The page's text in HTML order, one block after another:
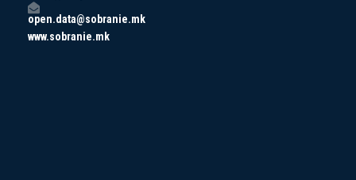
open.data@sobranie.mk
www.sobranie.mk